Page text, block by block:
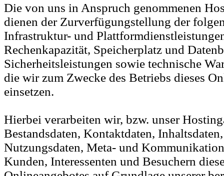
Die von uns in Anspruch genommenen
dienen der Zurverfügungstellung der
Infrastruktur- und
Rechenkapazität, Speicherplatz und
Sicherheitsleistungen sowie technische
die wir zum Zwecke des Betriebs dieses
einsetzen.
Hierbei verarbeiten wir, bzw. unser
Bestandsdaten, Kontaktdaten,
Nutzungsdaten, Meta- und
Kunden, Interessenten und Besuchern